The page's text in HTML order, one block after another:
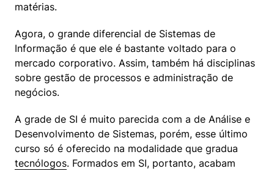
matérias.
Agora, o grande diferencial de Sistemas de
Informação é que ele é bastante voltado para o
mercado corporativo. Assim, também há disciplinas
sobre gestão de processos e administração de
negócios.
A grade de SI é muito parecida com a de Análise e
Desenvolvimento de Sistemas, porém, esse último
tecnólogos. Formados em SI, portanto, acabam